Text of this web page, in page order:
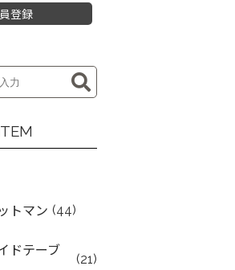
登録
トマン (44)
ドテーブ
(21)